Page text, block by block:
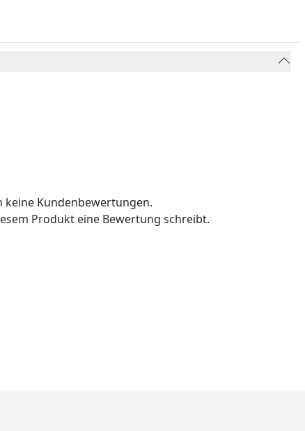
keine Kundenbewertungen.
Produkt eine Bewertung schreibt.